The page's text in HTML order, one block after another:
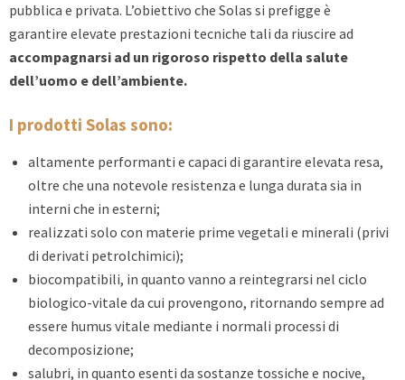
pubblica e privata. L’obiettivo che Solas si prefigge è
garantire elevate prestazioni tecniche tali da riuscire ad
accompagnarsi ad un rigoroso rispetto della salute
dell’uomo e dell’ambiente.
I prodotti Solas sono:
altamente performanti e capaci di garantire elevata resa,
oltre che una notevole resistenza e lunga durata sia in
interni che in esterni;
realizzati solo con materie prime vegetali e minerali (privi
di derivati petrolchimici);
biocompatibili, in quanto vanno a reintegrarsi nel ciclo
biologico-vitale da cui provengono, ritornando sempre ad
essere humus vitale mediante i normali processi di
decomposizione;
salubri, in quanto esenti da sostanze tossiche e nocive,